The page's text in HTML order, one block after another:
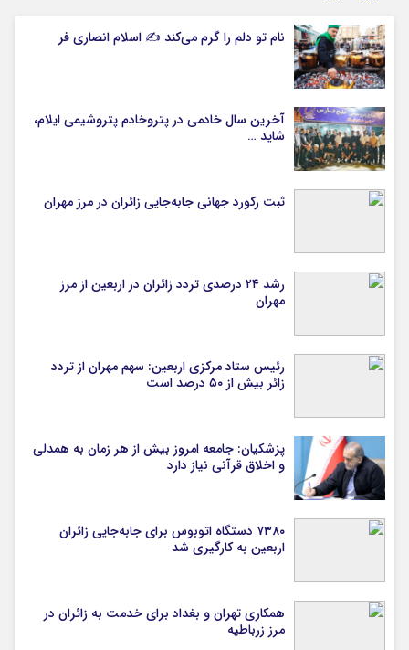
نام تو دلم را گرم می‌کند ✍️ اسلام انصاری فر
آخرین سال خادمی در پتروخادم پتروشیمی ایلام،
شاید …
ثبت رکورد جهانی جابه‌جایی زائران در مرز مهران
رشد ۲۴ درصدی تردد زائران در اربعین از مرز
مهران
رئیس ستاد مرکزی اربعین: سهم مهران از تردد
زائر بیش از ۵۰ درصد است
پزشکیان: جامعه امروز بیش از هر زمان به همدلی
و اخلاق قرآنی نیاز دارد
۷۳۸۰ دستگاه اتوبوس برای جابه‌جایی زائران
اربعین به‌ کارگیری شد
همکاری تهران و بغداد برای خدمت به زائران در
مرز زرباطیه